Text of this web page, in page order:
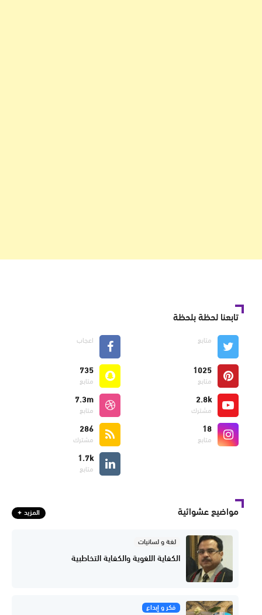
تابعنا لحظة بلحظة
متابع اعجاب
1025
متابع
735
متابع
2.8k
مشترك
7.3m
متابع
18
متابع
286
مشترك
1.7k
متابع
مواضيع عشوائية المزيد
لغة و لسانيات
الكفاية اللغوية والكفاية التخاطبية
فكر و إبداع